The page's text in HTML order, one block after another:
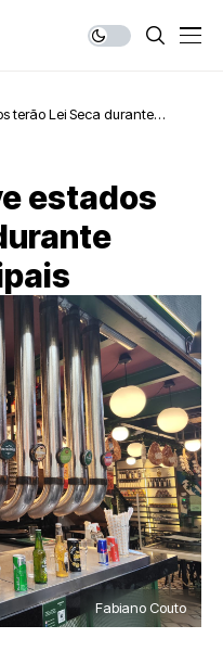
terão Lei Seca durante
estados
Fabiano Couto